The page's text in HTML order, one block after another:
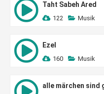
Taht Sabeh Ared
122 Musik
Ezel
160 Musik
alle märchen sind